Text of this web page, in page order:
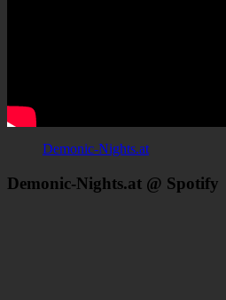
Demonic-Nights.at
Demonic-Nights.at @ Spotify